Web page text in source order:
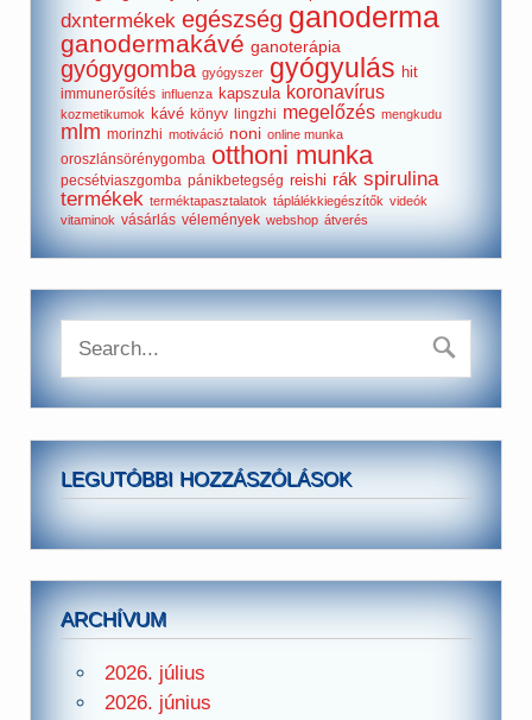
dxntermékek egészség ganoderma
ganodermakávé ganoterápia
gyógygomba gyógyszer gyógyulás hit
immunerősítés influenza kapszula koronavírus
kozmetikumok kávé könyv lingzhi megelőzés mengkudu
mlm morinzhi motiváció noni online munka
oroszlánsörénygomba otthoni munka
pecsétviaszgomba pánikbetegség reishi rák spirulina
termékek terméktapasztalatok táplálékkiegészítők videók
vitaminok vásárlás vélemények webshop átverés
LEGUTÓBBI HOZZÁSZÓLÁSOK
ARCHÍVUM
2026. július
2026. június